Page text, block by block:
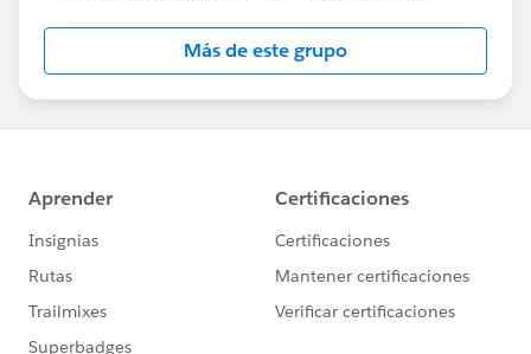
Más de este grupo